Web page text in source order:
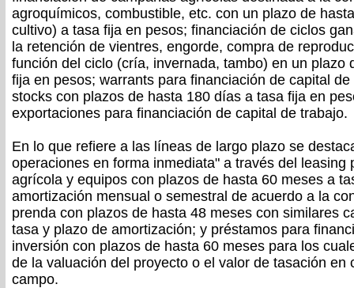
agroquímicos, combustible, etc. con un plazo de
cultivo) a tasa fija en pesos; financiación de ciclos
la retención de vientres, engorde, compra de
función del ciclo (cría, invernada, tambo) en un plazo
fija en pesos; warrants para financiación de capital
stocks con plazos de hasta 180 días a tasa fija en
exportaciones para financiación de capital de trabajo.
En lo que refiere a las líneas de largo plazo se
operaciones en forma inmediata" a través del leasing
agrícola y equipos con plazos de hasta 60 meses a
amortización mensual o semestral de acuerdo a la
prenda con plazos de hasta 48 meses con similares
tasa y plazo de amortización; y préstamos para
inversión con plazos de hasta 60 meses para los
de la valuación del proyecto o el valor de tasación en
campo.